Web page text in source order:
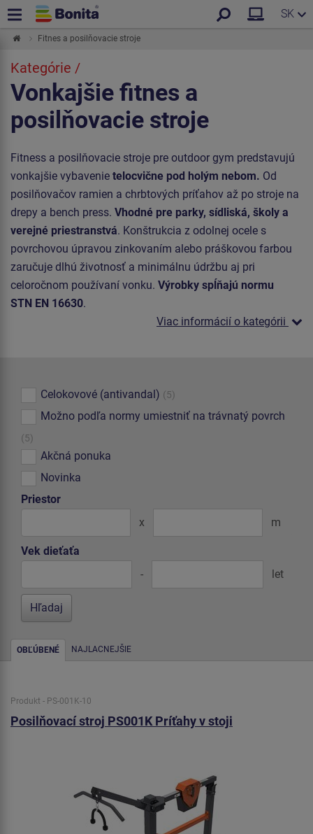
SK
Fitnes a posilňovacie stroje
Kategórie /
Vonkajšie fitnes a
posilňovacie stroje
Fitness a posilňovacie stroje pre outdoor gym predstavujú
vonkajšie vybavenie telocvične pod holým nebom. Od
posilňovačov ramien a chrbtových príťahov až po stroje na
drepy a bench press. Vhodné pre parky, sídliská, školy a
verejné priestranstvá. Konštrukcia z odolnej ocele s
povrchovou úpravou zinkovaním alebo práškovou farbou
zaručuje dlhú životnosť a minimálnu údržbu aj pri
celoročnom používaní vonku. Výrobky spĺňajú normu
STN EN 16630.
Viac informácií o kategórii
Celokovové (antivandal) (5)
Možno podľa normy umiestniť na trávnatý povrch
(5)
Akčná ponuka
Novinka
Priestor
x
m
Vek dieťaťa
-
let
OBĽÚBENÉ NAJLACNEJŠIE
Produkt - PS-001K-10
Posilňovací stroj PS001K Príťahy v stoji